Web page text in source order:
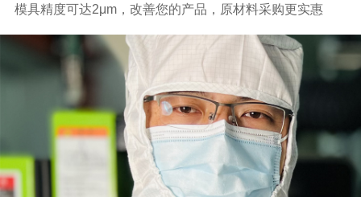
模具精度可达2μm，改善您的产品，原材料采购更实惠